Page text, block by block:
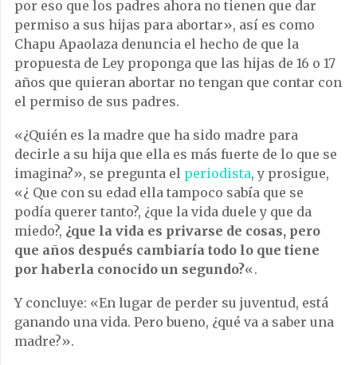
por eso que los padres ahora no tienen que dar
permiso a sus hijas para abortar», así es como
Chapu Apaolaza denuncia el hecho de que la
propuesta de Ley proponga que las hijas de 16 o 17
años que quieran abortar no tengan que contar con
el permiso de sus padres.
«¿Quién es la madre que ha sido madre para
decirle a su hija que ella es más fuerte de lo que se
imagina?», se pregunta el periodista, y prosigue,
«¿ Que con su edad ella tampoco sabía que se
podía querer tanto?, ¿que la vida duele y que da
miedo?, ¿que la vida es privarse de cosas, pero
que años después cambiaría todo lo que tiene
por haberla conocido un segundo?«.
Y concluye: «En lugar de perder su juventud, está
ganando una vida. Pero bueno, ¿qué va a saber una
madre?».